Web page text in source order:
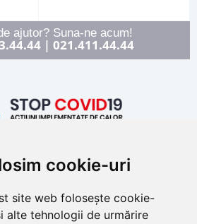
cookie-uri
site web folosește cookie-
alte tehnologii de urmărire
ajutor? Suna-ne acum!
| 021.411.44.44